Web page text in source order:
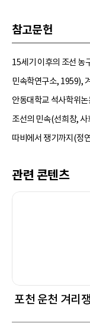
참고문헌
15세기 이후의 조선 농
민속학연구소, 1959),
안동대학교 석사학위
조선의 민속(선희창,
따비에서 쟁기까지(정
관련 콘텐츠
포천 운천 겨리